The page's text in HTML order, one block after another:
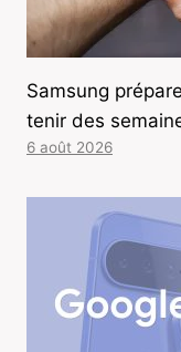
Samsung
tenir des
6 août 2026